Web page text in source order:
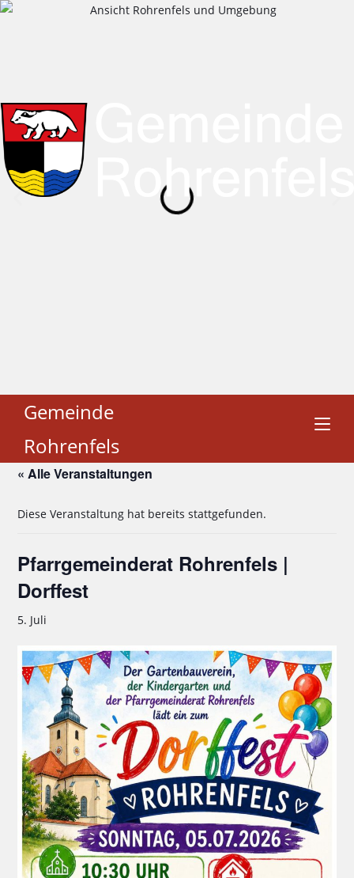
Gemeinde
Rohrenfels
« Alle Veranstaltungen
Diese Veranstaltung hat bereits stattgefunden.
Pfarrgemeinderat Rohrenfels |
Dorffest
5. Juli